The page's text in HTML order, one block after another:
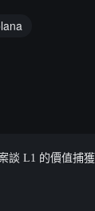
談 L1 的價值捕獲